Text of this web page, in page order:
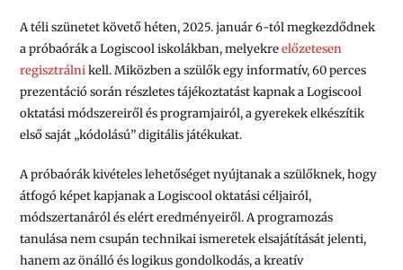
A téli szünetet követő héten,2025. január 6-tól megkezdődnek
a próbaóráka Logiscool iskolákban, melyekreelőzetesen
regisztrálnikell. Miközben a szülők egy informatív, 60 perces
prezentáció során részletes tájékoztatást kapnak a Logiscool
oktatási módszereiről és programjairól, a gyerekek elkészítik
első saját „kódolású” digitális játékukat.
A próbaórák kivételes lehetőséget nyújtanak a szülőknek, hogy
átfogó képet kapjanak a Logiscool oktatási céljairól,
módszertanáról és elért eredményeiről. A programozás
tanulása nem csupán technikai ismeretek elsajátítását jelenti,
hanem az önálló és logikus gondolkodás, a kreatív